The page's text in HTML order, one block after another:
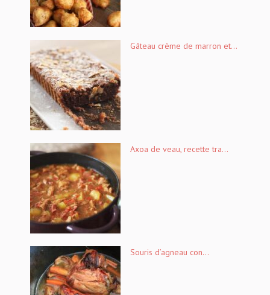
Gâteau crème de marron et...
Axoa de veau, recette tra...
Souris d’agneau con...